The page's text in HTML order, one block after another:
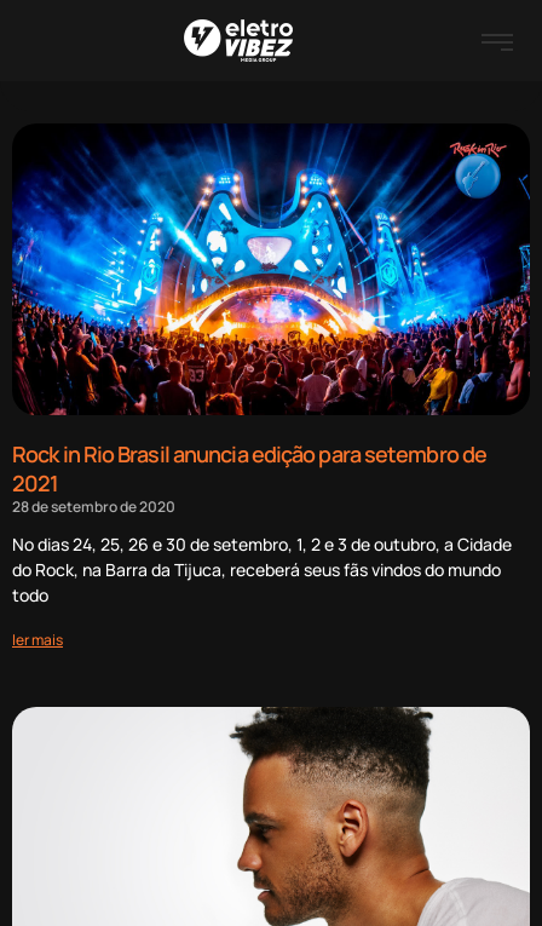
Rock in Rio Brasil anuncia edição para setembro de
2021
28 de setembro de 2020
No dias 24, 25, 26 e 30 de setembro, 1, 2 e 3 de outubro, a Cidade
do Rock, na Barra da Tijuca, receberá seus fãs vindos do mundo
todo
ler mais